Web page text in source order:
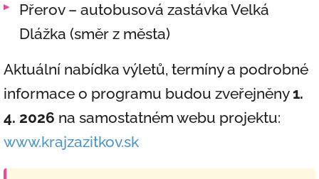
Přerov – autobusová zastávka Velká
Dlážka (směr z města)
Aktuální nabídka výletů, termíny a podrobné
informace o programu budou zveřejněny 1.
4. 2026 na samostatném webu projektu:
www.krajzazitkov.sk